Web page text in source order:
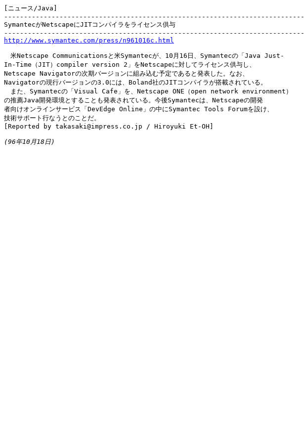
[ニュース/Java]
----------------------------------------------------------------------------
SymantecがNetscapeにJITコンパイラをライセンス供与
http://www.symantec.com/press/n961016c.html
米Netscape Communicationsと米Symantecが、10月16日、Symantecの「Java Just-
In-Time（JIT）compiler version 2」をNetscapeに対してライセンス供与し、
Netscape Navigatorの次期バージョンに組み込む予定であると発表した。なお、
Navigatorの現行バージョンの3.0には、Boland社のJITコンパイラが搭載されている。
また、Symantecの「Visual Cafe」を、Netscape ONE（open network environment）
の推薦Java開発環境とすることも発表されている。今後Symantecは、Netscapeの開発
者向けオンラインサービス「DevEdge Online」の中にSymantec Tools Forumを設け、
技術サポート行なうとのことだ。
[Reported by takasaki@impress.co.jp / Hiroyuki Et-OH]
(96年10月18日)